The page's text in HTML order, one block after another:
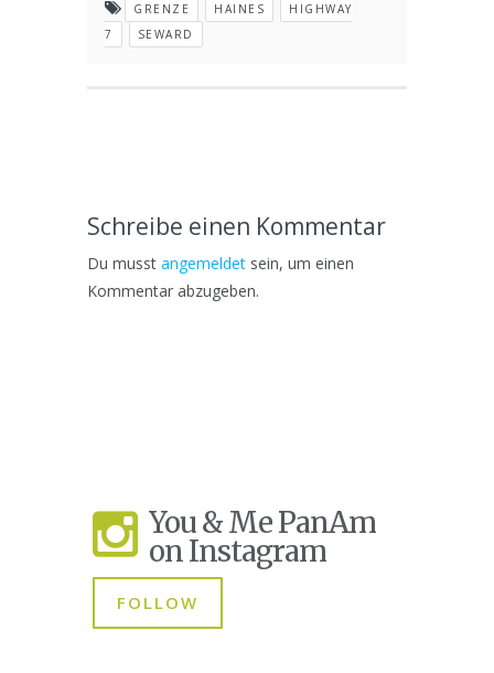
GRENZE HAINES
HIGHWAY
7
SEWARD
Schreibe einen Kommentar
Du musst angemeldet sein, um einen
Kommentar abzugeben.
You & Me PanAm
on Instagram
FOLLOW